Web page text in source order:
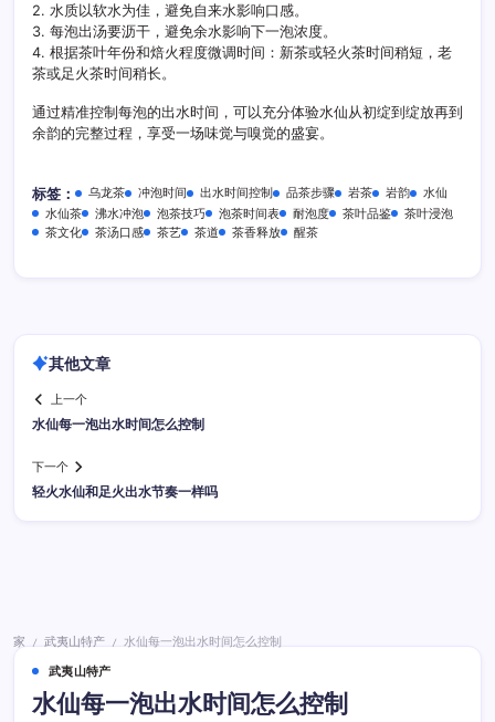
2. 水质以软水为佳，避免自来水影响口感。
3. 每泡出汤要沥干，避免余水影响下一泡浓度。
4. 根据茶叶年份和焙火程度微调时间：新茶或轻火茶时间稍短，老
茶或足火茶时间稍长。
通过精准控制每泡的出水时间，可以充分体验水仙从初绽到绽放再到
余韵的完整过程，享受一场味觉与嗅觉的盛宴。
标签： 乌龙茶 冲泡时间 出水时间控制 品茶步骤 岩茶 岩韵
水仙
水仙茶
沸水冲泡 泡茶技巧 泡茶时间表 耐泡度 茶叶品鉴
茶叶浸泡
茶文化
茶汤口感 茶艺 茶道 茶香释放 醒茶
其他文章
上一个
水仙每一泡出水时间怎么控制
下一个
轻火水仙和足火出水节奏一样吗
家 / 武夷山特产 /
水仙每一泡出水时间怎么控制
武夷山特产
水仙每一泡出水时间怎么控制